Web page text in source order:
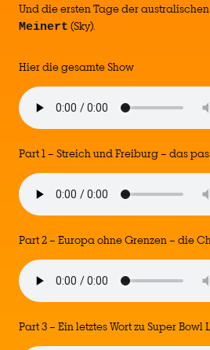
Und die ersten Tage der
Meinert (Sky).
Hier die gesamte Show
Part 1 – Streich und Freiburg – das
Part 2 – Europa ohne Grenzen – die
Part 3 – Ein letztes Wort zu Super Bowl